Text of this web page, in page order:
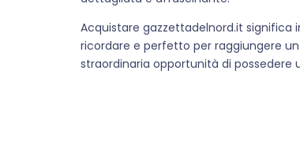
Acquistare gazzettadelnord.it significa
ricordare e perfetto per raggiungere
straordinaria opportunità di possedere